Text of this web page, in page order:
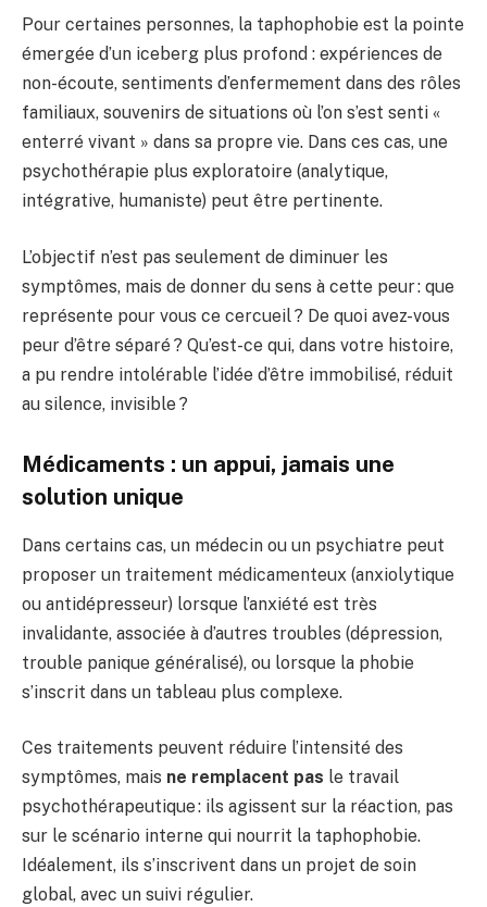
Pour certaines personnes, la taphophobie est la pointe
émergée d’un iceberg plus profond : expériences de
non-écoute, sentiments d’enfermement dans des rôles
familiaux, souvenirs de situations où l’on s’est senti «
enterré vivant » dans sa propre vie. Dans ces cas, une
psychothérapie plus exploratoire (analytique,
intégrative, humaniste) peut être pertinente.
L’objectif n’est pas seulement de diminuer les
symptômes, mais de donner du sens à cette peur : que
représente pour vous ce cercueil ? De quoi avez-vous
peur d’être séparé ? Qu’est-ce qui, dans votre histoire,
a pu rendre intolérable l’idée d’être immobilisé, réduit
au silence, invisible ?
Médicaments : un appui, jamais une
solution unique
Dans certains cas, un médecin ou un psychiatre peut
proposer un traitement médicamenteux (anxiolytique
ou antidépresseur) lorsque l’anxiété est très
invalidante, associée à d’autres troubles (dépression,
trouble panique généralisé), ou lorsque la phobie
s’inscrit dans un tableau plus complexe.
Ces traitements peuvent réduire l’intensité des
symptômes, mais ne remplacent pas le travail
psychothérapeutique : ils agissent sur la réaction, pas
sur le scénario interne qui nourrit la taphophobie.
Idéalement, ils s’inscrivent dans un projet de soin
global, avec un suivi régulier.